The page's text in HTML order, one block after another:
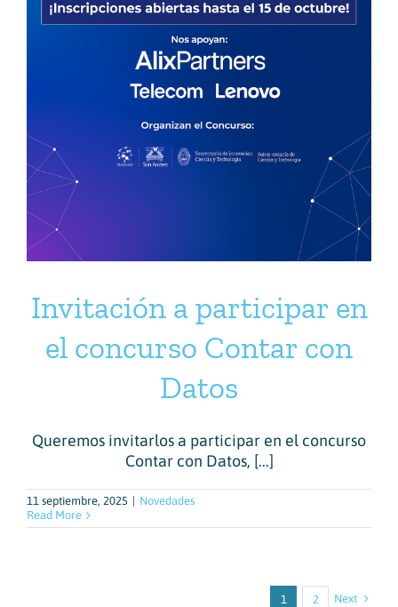
Invitación a participar en
el concurso Contar con
Datos
Queremos invitarlos a participar en el concurso
Contar con Datos, [...]
11 septiembre, 2025
Novedades
Read More
1 2 Next